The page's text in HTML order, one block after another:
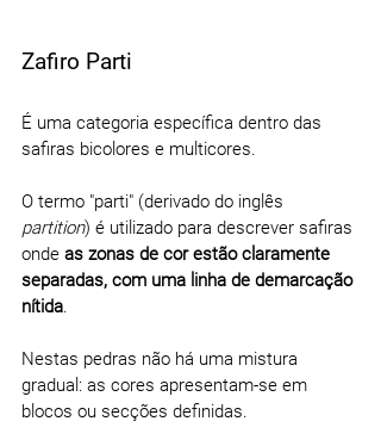
Zafiro Parti
É uma categoria específica dentro das
safiras bicolores e multicores.
O termo "parti" (derivado do inglês
partition) é utilizado para descrever safiras
onde as zonas de cor estão claramente
separadas, com uma linha de demarcação
nítida.
Nestas pedras não há uma mistura
gradual: as cores apresentam-se em
blocos ou secções definidas.